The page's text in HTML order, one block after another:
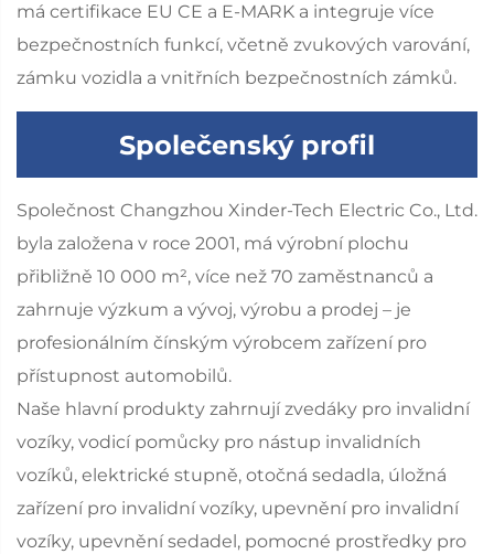
má certifikace EU CE a E-MARK a integruje více
bezpečnostních funkcí, včetně zvukových varování,
zámku vozidla a vnitřních bezpečnostních zámků.
Společenský profil
Společnost Changzhou Xinder-Tech Electric Co., Ltd.
byla založena v roce 2001, má výrobní plochu
přibližně 10 000 m², více než 70 zaměstnanců a
zahrnuje výzkum a vývoj, výrobu a prodej – je
profesionálním čínským výrobcem zařízení pro
přístupnost automobilů.
Naše hlavní produkty zahrnují zvedáky pro invalidní
vozíky, vodicí pomůcky pro nástup invalidních
vozíků, elektrické stupně, otočná sedadla, úložná
zařízení pro invalidní vozíky, upevnění pro invalidní
vozíky, upevnění sedadel, pomocné prostředky pro